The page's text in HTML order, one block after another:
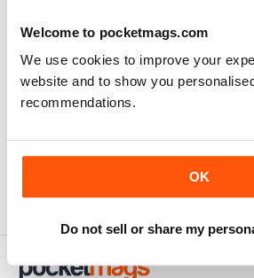
Welcome to pocketmags.com
We use cookies to improve your
website and to show you
recommendations.
OK
Do not sell or share my
Vista|Al carrello